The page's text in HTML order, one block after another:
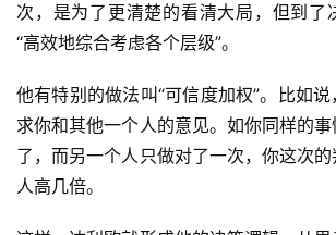
次，是为了更清楚的看清大局，但到了
“高效地综合考虑各个层级”。
他有特别的做法叫“可信度加权”。比如
求你和其他一个人的意见。如你同样的
了，而另一个人只做对了一次，你这次
人高几倍。